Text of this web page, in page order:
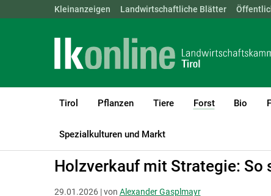
Landwirtschaftskammern: ÖSTERREICH BGLD
Kleinanzeigen Landwirtschaftliche Blätter
Tirol Pflanzen Tiere Forst
(current)1
Bio
Spezialkulturen und Markt
LK Tirol Forst Holzvermarktung & Betriebswirtschaft
Holzverkauf mit Strategie: So
29.01.2026 | von Alexander Gasplmayr